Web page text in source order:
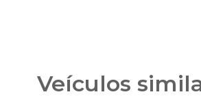
Veículos